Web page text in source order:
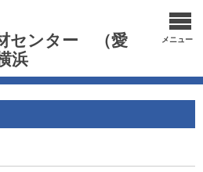
センター （愛
浜
メニュー